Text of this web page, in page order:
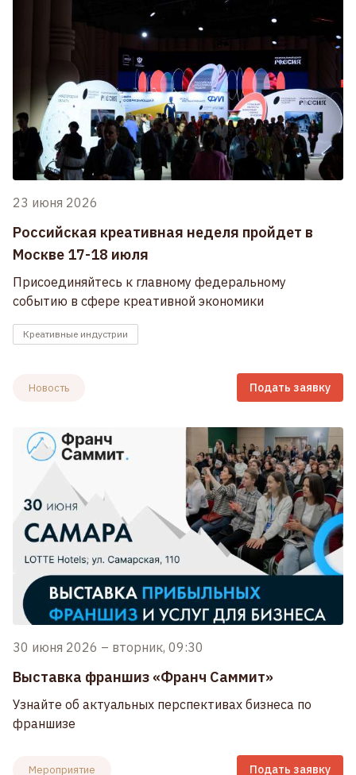
23 июня 2026
Российская креативная неделя пройдет в
Москве 17-18 июля
Присоединяйтесь к главному федеральному
событию в сфере креативной экономики
Креативные индустрии
Новость Подать заявку
30 июня 2026 – вторник, 09:30
Выставка франшиз «Франч Саммит»
Узнайте об актуальных перспективах бизнеса по
франшизе
Мероприятие Подать заявку